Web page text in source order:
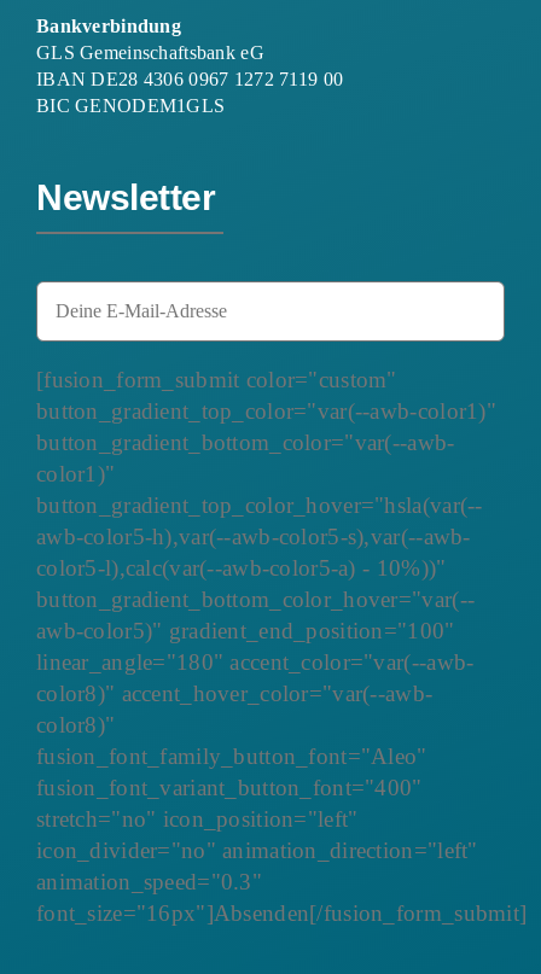
Bankverbindung
GLS Gemeinschaftsbank eG
IBAN DE28 4306 0967 1272 7119 00
BIC GENODEM1GLS
Newsletter
[fusion_form_submit color="custom"
button_gradient_top_color="var(--awb-color1)"
button_gradient_bottom_color="var(--awb-
color1)"
button_gradient_top_color_hover="hsla(var(--
awb-color5-h),var(--awb-color5-s),var(--awb-
color5-l),calc(var(--awb-color5-a) - 10%))"
button_gradient_bottom_color_hover="var(--
awb-color5)" gradient_end_position="100"
linear_angle="180" accent_color="var(--awb-
color8)" accent_hover_color="var(--awb-
color8)"
fusion_font_family_button_font="Aleo"
fusion_font_variant_button_font="400"
stretch="no" icon_position="left"
icon_divider="no" animation_direction="left"
animation_speed="0.3"
font_size="16px"]Absenden[/fusion_form_submit]